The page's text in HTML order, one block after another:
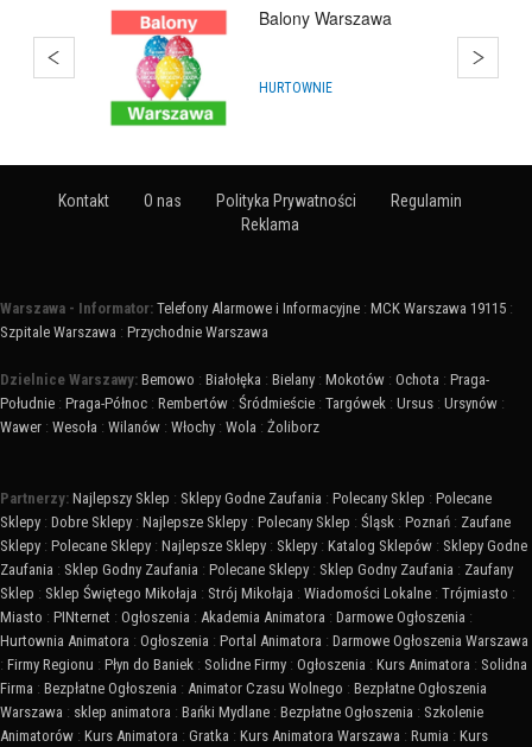
Balony Warszawa
HURTOWNIE
Kontakt O nas Polityka Prywatności
Regulamin
Reklama
Warszawa - Informator: Telefony Alarmowe i Informacyjne : MCK Warszawa 19115 :
Szpitale Warszawa : Przychodnie Warszawa
Dzielnice Warszawy: Bemowo : Białołęka : Bielany : Mokotów : Ochota : Praga-
Południe : Praga-Północ : Rembertów : Śródmieście : Targówek : Ursus : Ursynów :
Wawer : Wesoła : Wilanów : Włochy : Wola : Żoliborz
Partnerzy: Najlepszy Sklep : Sklepy Godne Zaufania : Polecany Sklep : Polecane
Sklepy : Dobre Sklepy : Najlepsze Sklepy : Polecany Sklep : Śląsk : Poznań : Zaufane
Sklepy : Polecane Sklepy : Najlepsze Sklepy : Sklepy : Katalog Sklepów : Sklepy Godne
Zaufania : Sklep Godny Zaufania : Polecane Sklepy : Sklep Godny Zaufania : Zaufany
Sklep : Sklep Świętego Mikołaja : Strój Mikołaja : Wiadomości Lokalne : Trójmiasto :
Miasto : PINternet : Ogłoszenia : Akademia Animatora : Darmowe Ogłoszenia :
Hurtownia Animatora : Ogłoszenia : Portal Animatora : Darmowe Ogłoszenia Warszawa
: Firmy Regionu : Płyn do Baniek : Solidne Firmy : Ogłoszenia : Kurs Animatora : Solidna
Firma : Bezpłatne Ogłoszenia : Animator Czasu Wolnego : Bezpłatne Ogłoszenia
Warszawa : sklep animatora : Bańki Mydlane : Bezpłatne Ogłoszenia : Szkolenie
Animatorów : Kurs Animatora : Gratka : Kurs Animatora Warszawa : Rumia : Kurs